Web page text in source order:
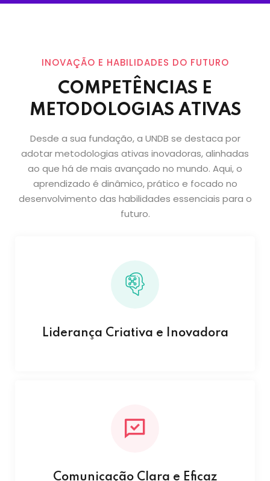
INOVAÇÃO E HABILIDADES DO FUTURO
COMPETÊNCIAS E
METODOLOGIAS ATIVAS
Desde a sua fundação, a UNDB se destaca por
adotar metodologias ativas inovadoras, alinhadas
ao que há de mais avançado no mundo. Aqui, o
aprendizado é dinâmico, prático e focado no
desenvolvimento das habilidades essenciais para o
futuro.
Liderança Criativa e Inovadora
Comunicação Clara e Eficaz